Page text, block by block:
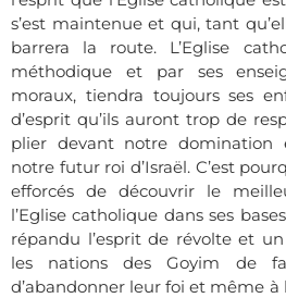
s’est maintenue et qui, tant
barrera la route. L’Eglise
méthodique et par ses
moraux, tiendra toujours ses
d’esprit qu’ils auront trop de
plier devant notre domination
notre futur roi d’Israël. C’est
efforcés de découvrir le
l’Eglise catholique dans ses
répandu l’esprit de révolte et
les nations des Goyim de
d’abandonner leur foi et même